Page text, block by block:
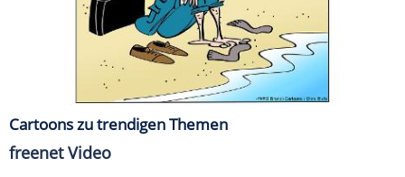
Cartoons zu trendigen Themen
freenet Video